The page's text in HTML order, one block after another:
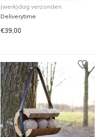
(werk)dag verzonden.
Deliverytime
€39,00